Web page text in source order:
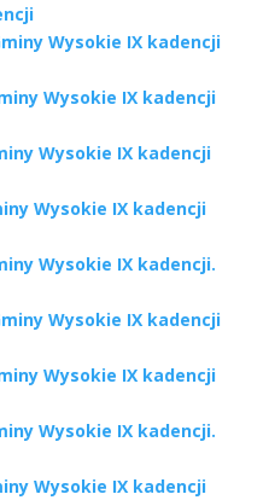
Wysokie IX kadencji
Wysokie IX kadencji
Wysokie IX kadencji
Wysokie IX kadencji
Wysokie IX kadencji.
Wysokie IX kadencji
Wysokie IX kadencji
Wysokie IX kadencji.
Wysokie IX kadencji